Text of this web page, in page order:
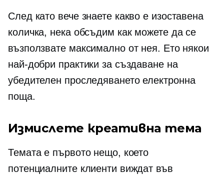
След като вече знаете какво е изоставена
количка, нека обсъдим как можете да се
възползвате максимално от нея. Ето някои
най-добри практики за създаване на
убедителен проследяванетоелектронна
поща.
Измислете креативна тема
Темата е първото нещо, което
потенциалните клиенти виждат във